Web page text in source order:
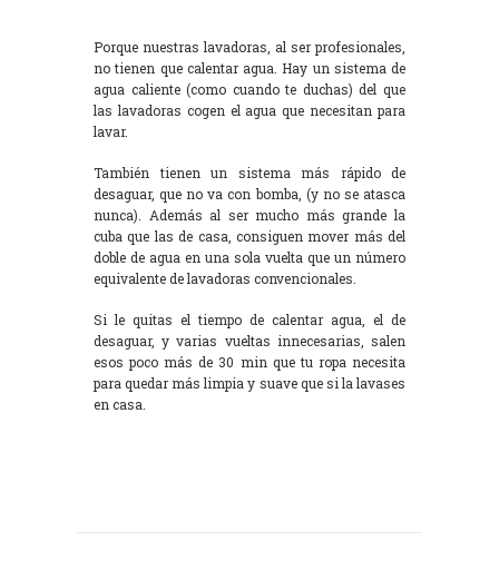
Porque nuestras lavadoras, al ser profesionales,
no tienen que calentar agua. Hay un sistema de
agua caliente (como cuando te duchas) del que
las lavadoras cogen el agua que necesitan para
lavar.
También tienen un sistema más rápido de
desaguar, que no va con bomba, (y no se atasca
nunca). Además al ser mucho más grande la
cuba que las de casa, consiguen mover más del
doble de agua en una sola vuelta que un número
equivalente de lavadoras convencionales.
Si le quitas el tiempo de calentar agua, el de
desaguar, y varias vueltas innecesarias, salen
esos poco más de 30 min que tu ropa necesita
para quedar más limpia y suave que si la lavases
en casa.